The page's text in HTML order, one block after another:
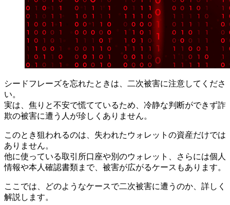
シードフレーズを忘れたときは、二次被害に注意してくださ
い。
実は、焦りと不安で慌てているため、冷静な判断ができず詐
欺の被害に遭う人が珍しくありません。
このとき狙われるのは、失われたウォレットの資産だけでは
ありません。
他に使っている取引所口座や別のウォレット、さらには個人
情報や本人確認書類まで、被害が広がるケースもあります。
ここでは、どのようなケースで二次被害に遭うのか、詳しく
解説します。